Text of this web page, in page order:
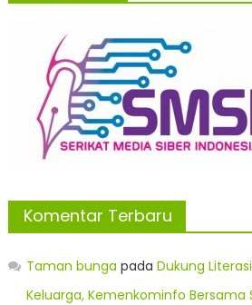
Komentar Terbaru
Taman bunga pada Dukung
Keluarga, Kemenkominfo Bersama